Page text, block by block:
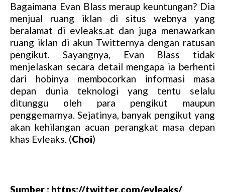
Bagaimana Evan Blass meraup keuntungan? Dia
menjual ruang iklan di situs webnya yang
beralamat di evleaks.at dan juga menawarkan
ruang iklan di akun Twitternya dengan ratusan
pengikut. Sayangnya, Evan Blass tidak
menjelaskan secara detail mengapa ia berhenti
dari hobinya membocorkan informasi masa
depan dunia teknologi yang tentu selalu
ditunggu oleh para pengikut maupun
penggemarnya. Sejatinya, banyak pengikut yang
akan kehilangan acuan perangkat masa depan
khas Evleaks. (Choi)
Sumber : https://twitter.com/evleaks/